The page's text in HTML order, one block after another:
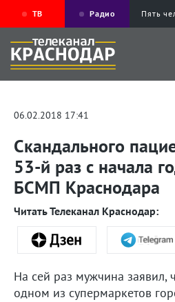
ТВ Радио Пять
06.02.2018 17:41
Скандального
53-й раз с начала
БСМП Краснодара
Читать Телеканал Краснодар:
На сей раз мужчина заявил,
одном из супермаркетов